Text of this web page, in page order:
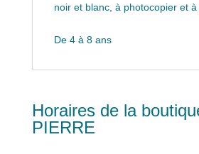
noir et blanc, à photocopier et à
De 4 à 8 ans
Horaires de la
PIERRE